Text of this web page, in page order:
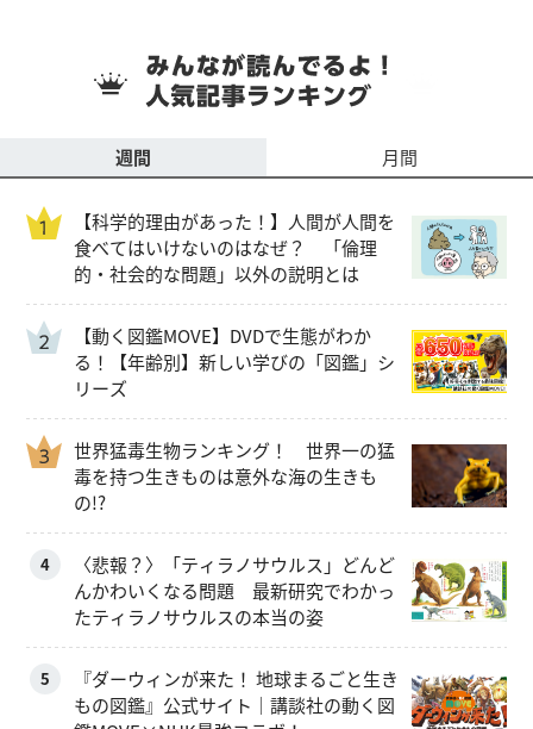
週間 月間
【科学的理由があった！】人間が人間を
食べてはいけないのはなぜ？ 「倫理
的・社会的な問題」以外の説明とは
【動く図鑑MOVE】DVDで生態がわか
る！【年齢別】新しい学びの「図鑑」シ
リーズ
世界猛毒生物ランキング！ 世界一の猛
毒を持つ生きものは意外な海の生きも
の!?
4
〈悲報？〉「ティラノサウルス」どんど
んかわいくなる問題 最新研究でわかっ
たティラノサウルスの本当の姿
5
『ダーウィンが来た！ 地球まるごと生き
もの図鑑』公式サイト｜講談社の動く図